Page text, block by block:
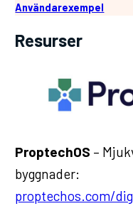
Användarexempel
Resurser
ProptechOS –
byggnader:
proptechos.com/